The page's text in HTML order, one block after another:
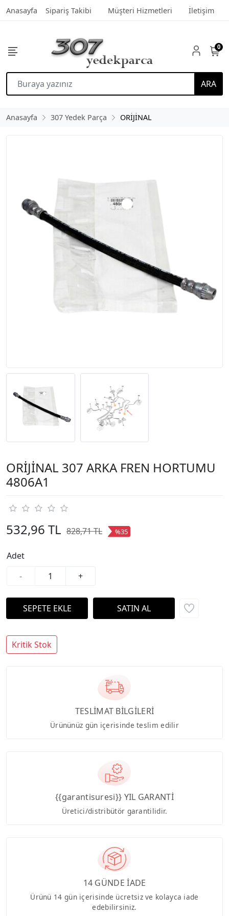
Anasayfa Sipariş Takibi Müşteri Hizmetleri İletişim
ARA
0
Anasayfa 307 Yedek Parça ORİJİNAL
ORİJİNAL 307 ARKA FREN HORTUMU
4806A1
532,96 TL 828,71 TL %35
Adet
-
+
Kritik Stok
TESLİMAT BİLGİLERİ
Ürününüz gün içerisinde teslim edilir
{{garantisuresi}} YIL GARANTİ
Üretici/distribütör garantilidir.
14 GÜNDE İADE
Ürünü 14 gün içerisinde ücretsiz ve kolayca iade
edebilirsiniz.